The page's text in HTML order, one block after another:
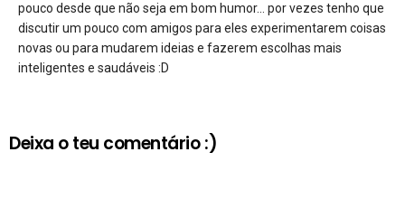
pouco desde que não seja em bom humor… por vezes tenho que
discutir um pouco com amigos para eles experimentarem coisas
novas ou para mudarem ideias e fazerem escolhas mais
inteligentes e saudáveis :D
Deixa o teu comentário :)